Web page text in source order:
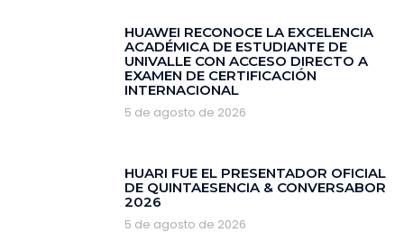
HUAWEI RECONOCE LA EXCELENCIA
ACADÉMICA DE ESTUDIANTE DE
UNIVALLE CON ACCESO DIRECTO A
EXAMEN DE CERTIFICACIÓN
INTERNACIONAL
5 de agosto de 2026
HUARI FUE EL PRESENTADOR OFICIAL
DE QUINTAESENCIA & CONVERSABOR
2026
5 de agosto de 2026